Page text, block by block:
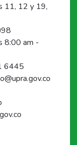
11, 12 y 19,
8:00 am -
6445